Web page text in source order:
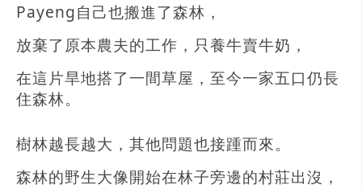
Payeng自己也搬進了森林，
放棄了原本農夫的工作，只養牛賣牛奶，
在這片旱地搭了一間草屋，至今一家五口仍長
住森林。
樹林越長越大，其他問題也接踵而來。
森林的野生大像開始在林子旁邊的村莊出沒，